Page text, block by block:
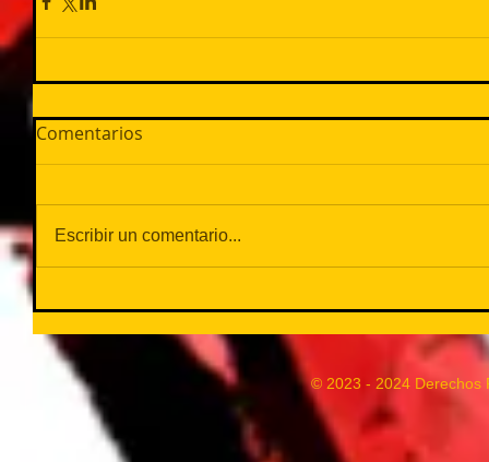
Comentarios
Escribir un comentario...
© 2023 - 2024 Derechos